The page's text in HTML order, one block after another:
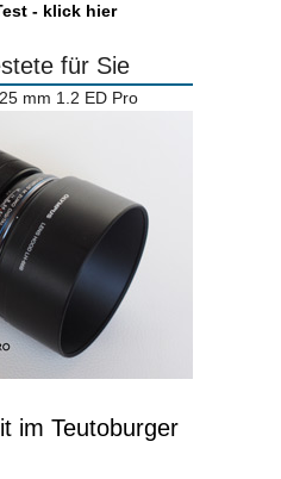
- klick hier
für Sie
mm 1.2 ED Pro
im Teutoburger